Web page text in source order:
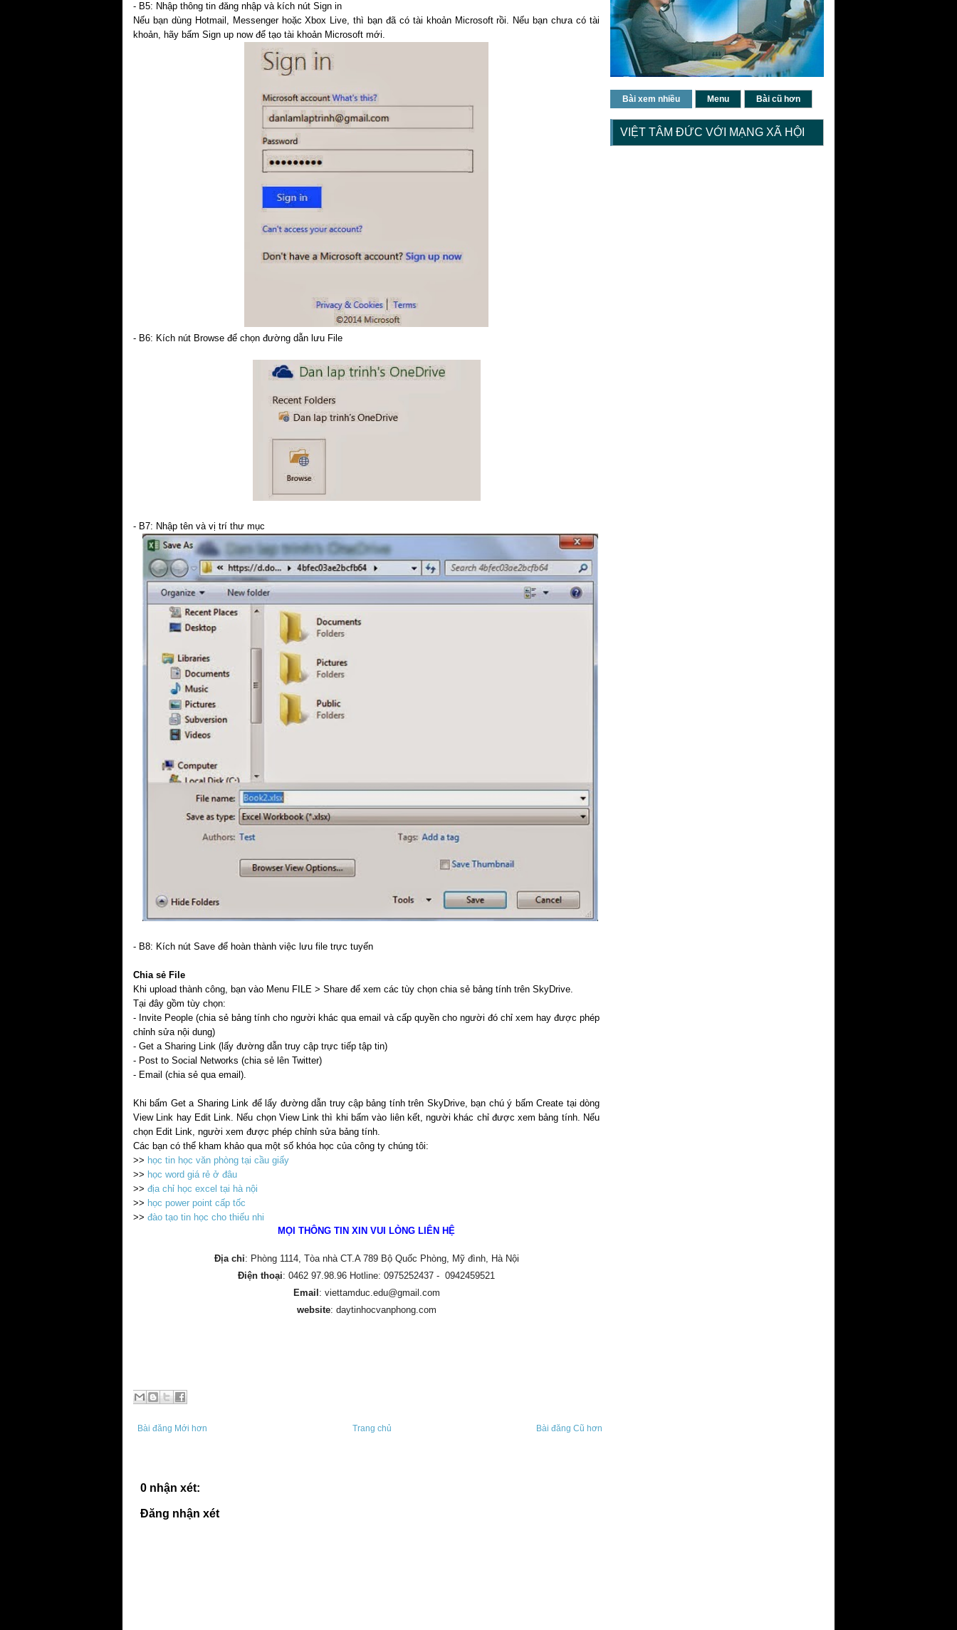
- B5: Nhập thông tin đăng nhập và kích nút Sign in
Nếu bạn dùng Hotmail, Messenger hoặc Xbox Live, thì bạn đã có tài khoản Microsoft rồi. Nếu bạn chưa có tài
khoản, hãy bấm Sign up now để tạo tài khoản Microsoft mới.
- B6: Kích nút Browse để chọn đường dẫn lưu File
- B7: Nhập tên và vị trí thư mục
- B8: Kích nút Save để hoàn thành việc lưu file trực tuyến
Chia sẻ File
Khi upload thành công, bạn vào Menu FILE > Share để xem các tùy chọn chia sẻ bảng tính trên SkyDrive.
Tại đây gồm tùy chọn:
- Invite People (chia sẻ bảng tính cho người khác qua email và cấp quyền cho người đó chỉ xem hay được phép
chỉnh sửa nội dung)
- Get a Sharing Link (lấy đường dẫn truy cập trực tiếp tập tin)
- Post to Social Networks (chia sẻ lên Twitter)
- Email (chia sẻ qua email).
Khi bấm Get a Sharing Link để lấy đường dẫn truy cập bảng tính trên SkyDrive, bạn chú ý bấm Create tại dòng
View Link hay Edit Link. Nếu chọn View Link thì khi bấm vào liên kết, người khác chỉ được xem bảng tính. Nếu
chọn Edit Link, người xem được phép chỉnh sửa bảng tính.
Các bạn có thể kham khảo qua một số khóa học của công ty chúng tôi:
>> học tin học văn phòng tại cầu giấy
>> học word giá rẻ ở đâu
>> địa chỉ học excel tại hà nội
>> học power point cấp tốc
>> đào tạo tin học cho thiếu nhi
MỌI THÔNG TIN XIN VUI LÒNG LIÊN HỆ
Địa chỉ: Phòng 1114, Tòa nhà CT.A 789 Bộ Quốc Phòng, Mỹ đình, Hà Nội
Điện thoại: 0462 97.98.96 Hotline: 0975252437 - 0942459521
Email : viettamduc.edu@gmail.com
website: daytinhocvanphong.com
Bài đăng Mới hơn Bài đăng Cũ hơn
Trang chủ
0 nhận xét:
Đăng nhận xét
Bài xem nhiều Menu Bài cũ hơn
VIỆT TÂM ĐỨC VỚI MẠNG XÃ HỘI